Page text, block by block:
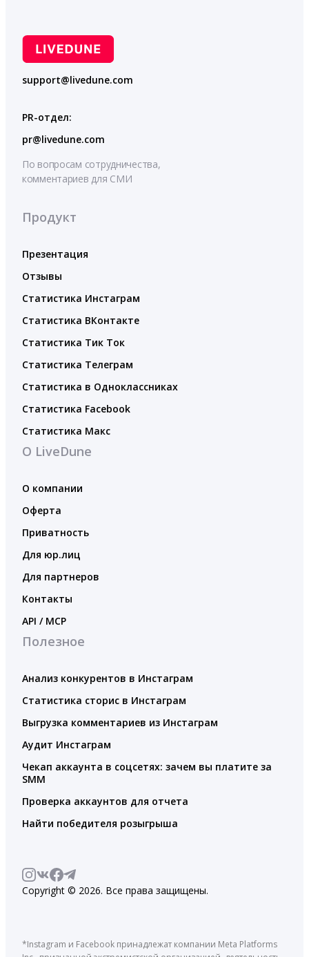
support@livedune.com
PR-отдел:
pr@livedune.com
По вопросам сотрудничества,
комментариев для СМИ
Продукт
Презентация
Отзывы
Статистика Инстаграм
Статистика ВКонтакте
Статистика Тик Ток
Статистика Телеграм
Статистика в Одноклассниках
Статистика Facebook
Статистика Макс
О LiveDune
О компании
Оферта
Приватность
Для юр.лиц
Для партнеров
Контакты
API / MCP
Полезное
Анализ конкурентов в Инстаграм
Статистика сторис в Инстаграм
Выгрузка комментариев из Инстаграм
Аудит Инстаграм
Чекап аккаунта в соцсетях: зачем вы платите за
SMM
Проверка аккаунтов для отчета
Найти победителя розыгрыша
Copyright © 2026. Все права защищены.
*Instagram и Facebook принадлежат компании Meta Platforms